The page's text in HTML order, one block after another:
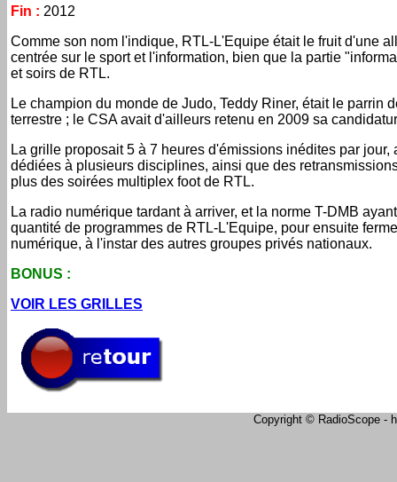
Fin : 2012
Comme son nom l'indique, RTL-L'Equipe était le fruit d'une
centrée sur le sport et l'information, bien que la partie
et soirs de RTL.
Le champion du monde de Judo, Teddy Riner, était le
terrestre ; le CSA avait d'ailleurs retenu en 2009 sa
La grille proposait 5 à 7 heures d'émissions inédites par
dédiées à plusieurs disciplines, ainsi que des
plus des soirées multiplex foot de RTL.
La radio numérique tardant à arriver, et la norme T-DMB
quantité de programmes de RTL-L'Equipe, pour ensuite
numérique, à l'instar des autres groupes privés nationaux.
BONUS :
VOIR LES GRILLES
Copyright © RadioScope -